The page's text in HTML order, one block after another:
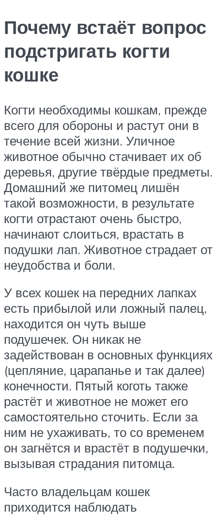
Почему встаёт вопрос
подстригать когти
кошке
Когти необходимы кошкам, прежде
всего для обороны и растут они в
течение всей жизни. Уличное
животное обычно стачивает их об
деревья, другие твёрдые предметы.
Домашний же питомец лишён
такой возможности, в результате
когти отрастают очень быстро,
начинают слоиться, врастать в
подушки лап. Животное страдает от
неудобства и боли.
У всех кошек на передних лапках
есть прибылой или ложный палец,
находится он чуть выше
подушечек. Он никак не
задействован в основных функциях
(цепляние, царапанье и так далее)
конечности. Пятый коготь также
растёт и животное не может его
самостоятельно сточить. Если за
ним не ухаживать, то со временем
он загнётся и врастёт в подушечки,
вызывая страдания питомца.
Часто владельцам кошек
приходится наблюдать